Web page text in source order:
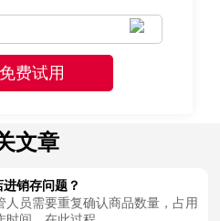
文章
销存问题？
员需要重复确认商品数量，占用